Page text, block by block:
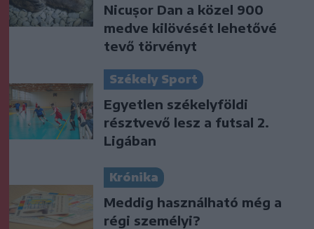
Nicușor Dan a közel 900
medve kilövését lehetővé
tevő törvényt
Székely Sport
Egyetlen székelyföldi
résztvevő lesz a futsal 2.
Ligában
Krónika
Meddig használható még a
régi személyi?